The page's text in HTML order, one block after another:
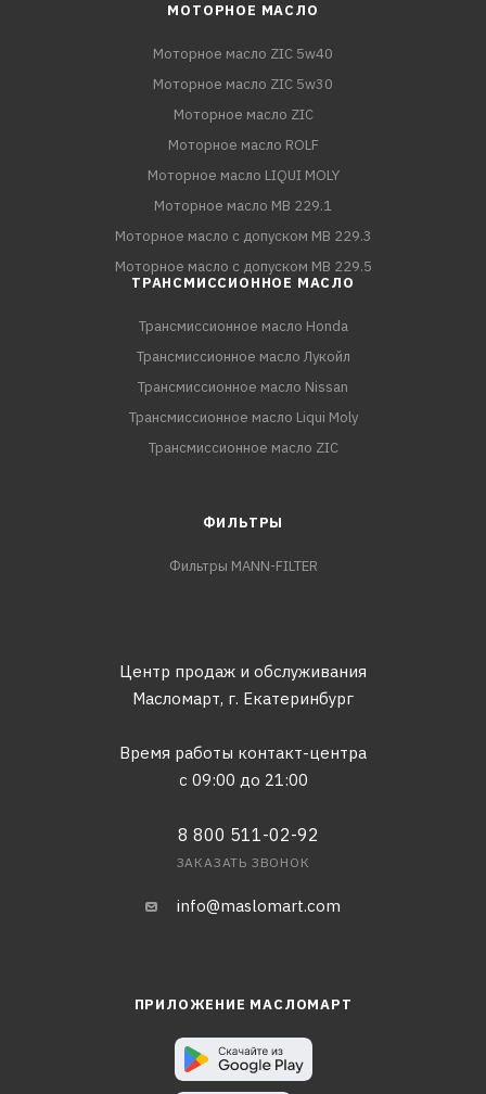
МОТОРНОЕ МАСЛО
Моторное масло ZIC 5w40
Моторное масло ZIC 5w30
Моторное масло ZIC
Моторное масло ROLF
Моторное масло LIQUI MOLY
Моторное масло MB 229.1
Моторное масло с допуском MB 229.3
Моторное масло с допуском MB 229.5
ТРАНСМИССИОННОЕ МАСЛО
Трансмиссионное масло Honda
Трансмиссионное масло Лукойл
Трансмиссионное масло Nissan
Трансмиссионное масло Liqui Moly
Трансмиссионное масло ZIC
ФИЛЬТРЫ
Фильтры MANN-FILTER
Центр продаж и обслуживания
Масломарт, г. Екатеринбург
Время работы контакт-центра
с 09:00 до 21:00
8 800 511-02-92
ЗАКАЗАТЬ ЗВОНОК
info@maslomart.com
ПРИЛОЖЕНИЕ МАСЛОМАРТ